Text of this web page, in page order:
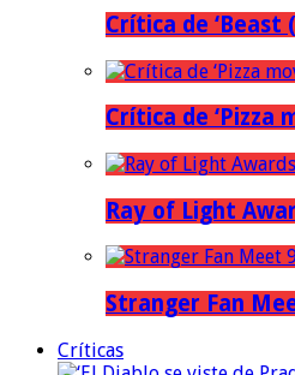
Crítica de ‘Beast
Crítica de ‘Pizza
Ray of Light
Stranger Fan
Críticas